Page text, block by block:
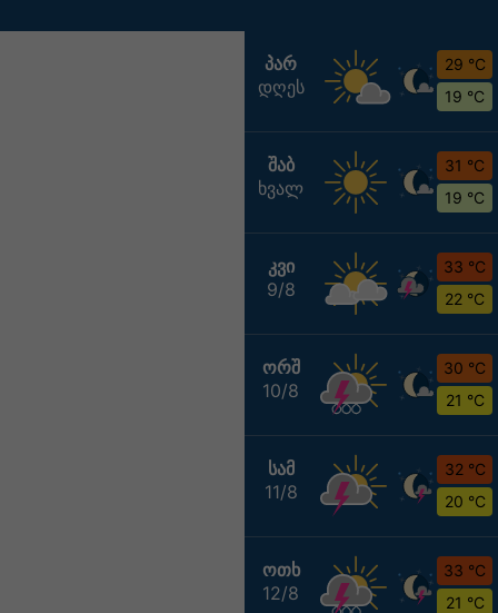
ᲞᲐᲠ
დღეს
29 °C
19 °C
ᲨᲐᲑ
ხვალ
31 °C
19 °C
ᲙᲕᲘ
9/8
33 °C
22 °C
ᲝᲠᲨ
10/8
30 °C
21 °C
ᲡᲐᲛ
11/8
32 °C
20 °C
ᲝᲗᲮ
12/8
33 °C
21 °C